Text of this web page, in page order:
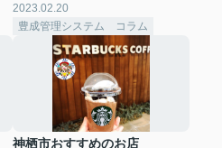
2023.02.20
豊成管理システム コラム
神栖市おすすめのお店